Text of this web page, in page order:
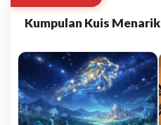
Kumpulan Kuis Menarik